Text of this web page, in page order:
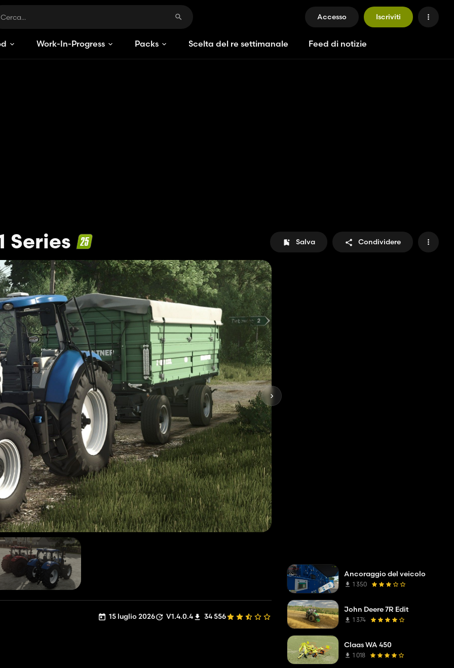
Accesso Iscriviti
Work-In-Progress Packs Scelta del re settimanale Feed di notizie
Series Salva Condividere
15 luglio 2026 V1.4.0.4 34 556
Ancoraggio del veicolo
1 350
John Deere 7R Edit
1 374
Claas WA 450
1 018